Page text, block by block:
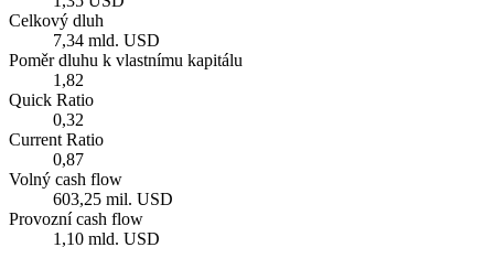
Celkový dluh
7,34 mld. USD
Poměr dluhu k vlastnímu kapitálu
1,82
Quick Ratio
0,32
Current Ratio
0,87
Volný cash flow
603,25 mil. USD
Provozní cash flow
1,10 mld. USD